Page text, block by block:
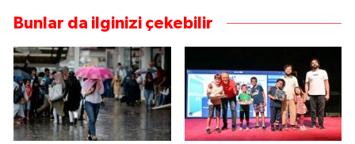
Bunlar da ilginizi çekebilir